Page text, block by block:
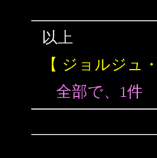
以上
【 ジョルジュ
全部で、1件